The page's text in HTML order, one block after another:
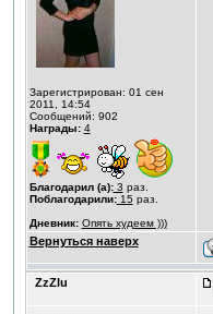
Зарегистрирован: 01 сен
2011, 14:54
Сообщений: 902
Награды: 4
Благодарил (а):3 раз.
Поблагодарили:15 раз.
Дневник: Опять худеем )))
Вернуться наверх
ZzZlu